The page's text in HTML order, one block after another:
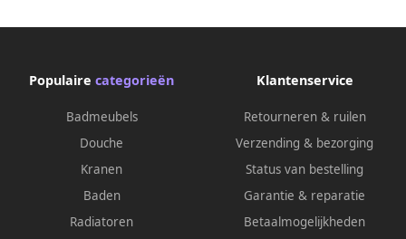
Populaire categorieën
Badmeubels
Douche
Kranen
Baden
Radiatoren
Klantenservice
Retourneren & ruilen
Verzending & bezorging
Status van bestelling
Garantie & reparatie
Betaalmogelijkheden